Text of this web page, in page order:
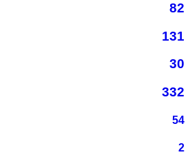
82
131
30
332
54
2